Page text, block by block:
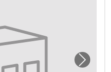
"Espace de